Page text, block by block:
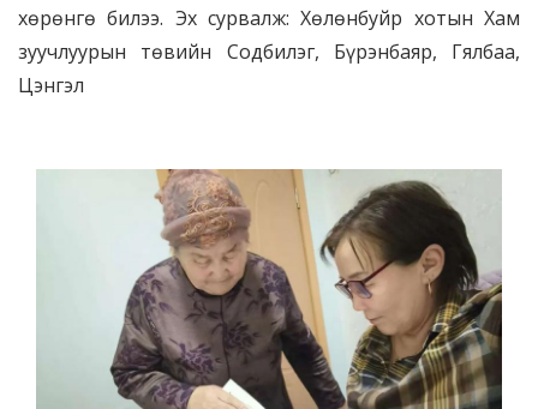
хөрөнгө билээ. Эх сурвалж: Хөлөнбуйр хотын Хам
зуучлуурын төвийн Содбилэг, Бүрэнбаяр, Гялбаа,
Цэнгэл